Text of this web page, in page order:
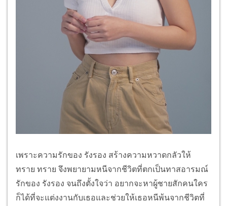
เพราะความรักของ รังรอง สร้างความหวาดกลัวให้
ทราย ทราย จึงพยายามหนีจากชีวิตที่ตกเป็นทาสอารมณ์
รักของ รังรอง จนถึงตั้งใจว่า อยากจะหาผู้ชายสักคนใคร
ก็ได้ที่จะแต่งงานกับเธอและช่วยให้เธอหนีพ้นจากชีวิตที่